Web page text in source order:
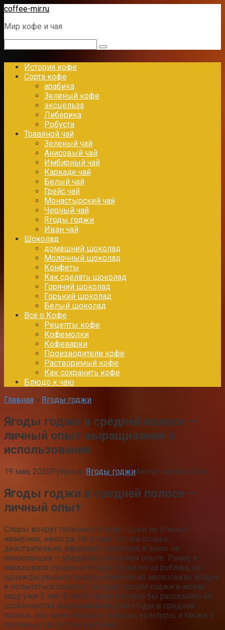
Перейти
контенту
coffee-mir.ru
Мир кофе и чая
История кофе
Сорта кофе
арабика
Зеленый кофе
эксцельза
Либерика
Робуста
Травяной чай
Зеленый чай
Анисовый чай
Имбирный чай
Каркаде чай
Белый чай
Грейс чай
Монастырский чай
Черный чай
Ягоды годжи
Иван чай
Шоколад
домашний шоколад
Молочный шоколад
Конфеты
Как сделать шоколад
Горячий шоколад
Горький шоколад
Белый шоколад
Все о Кофе
Рецепты кофе
Кофемолки
Кофеварки
Производители кофе
Растворимый кофе
Как сохранить кофе
Блюдо к чаю
Главная » Ягоды годжи
Ягоды годжи в средней полосе —
личный опыт выращивания и
использования
19 мая, 2020Рубрика: Ягоды годжиАвтор: admincoffee
Ягоды годжи в средней полосе —
личный опыт
Споры вокруг полезности ягод годжи не утихнут,
наверное, никогда. Но о том, что эти ягодки,
действительно, заряжают энергией, я знаю не
понаслышке — убедилась на своем опыте. Ранее я
заказывала сушеные ягоды годжи из-за рубежа, но
однажды решила вынуть семечки из нескольких ягодок
и попытаться посеять. Сегодня кустам годжи в моем
саду уже 5 лет. В этой статье я хотела бы рассказать об
особенностях выращивания этой ягоды в средней
полосе, обо всех плюсах и минусах культуры, а также о
полезных свойствах растения.